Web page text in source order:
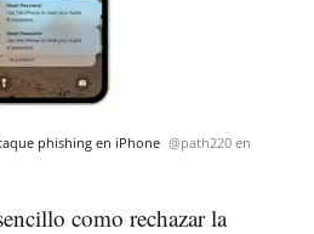
phishing en iPhone @path220 en
como rechazar la